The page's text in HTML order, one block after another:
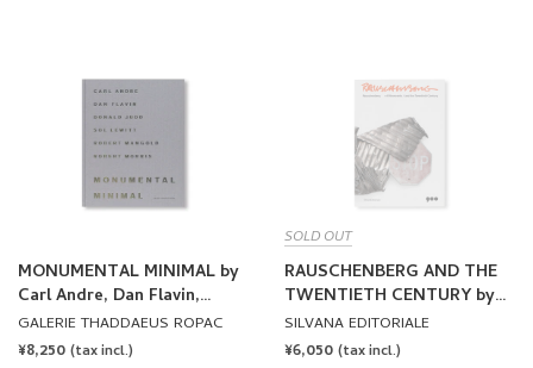
MONUMENTAL MINIMAL by
Carl Andre, Dan Flavin,
Donald Judd, Sol Lewitt,
Robert Mangold, Robert
GALERIE THADDAEUS ROPAC
REGULAR
¥8,250 (tax incl.)
SOLD OUT
RAUSCHENBERG AND THE
TWENTIETH CENTURY by
Robert Rauschenberg
SILVANA EDITORIALE
REGULAR
¥6,050 (tax incl.)